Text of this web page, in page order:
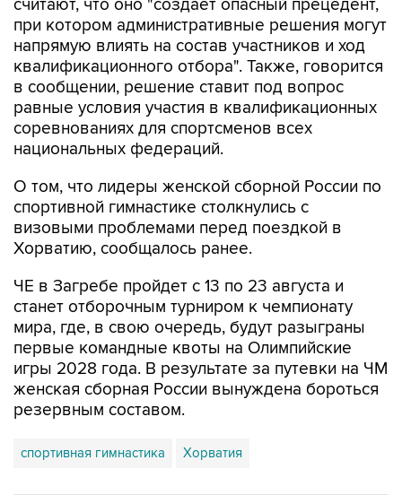
напрямую влиять на состав участников и ход
квалификационного отбора". Также, говорится
в сообщении, решение ставит под вопрос
равные условия участия в квалификационных
соревнованиях для спортсменов всех
национальных федераций.
О том, что лидеры женской сборной России по
визовыми проблемами перед поездкой в
Хорватию, сообщалось ранее.
ЧЕ в Загребе пройдет с 13 по 23 августа и
мира, где, в свою очередь, будут разыграны
первые командные квоты на Олимпийские
игры 2028 года. В результате за путевки на ЧМ
женская сборная России вынуждена бороться
резервным составом.
спортивная гимнастика Хорватия